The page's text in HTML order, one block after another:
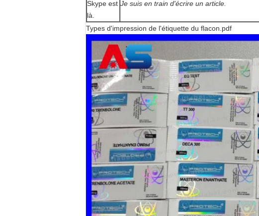
Skype est
là.
Je suis en train d'écrire un article.
Types d'impression de l'étiquette du flacon.pdf